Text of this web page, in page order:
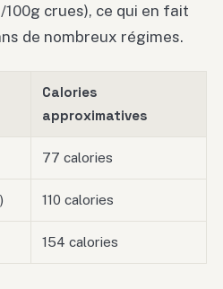
crues), ce qui en fait
de nombreux régimes.
Calories
approximatives
77 calories
110 calories
154 calories